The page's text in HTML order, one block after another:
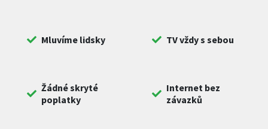
Mluvíme lidsky TV vždy s sebou
Žádné skryté
poplatky
Internet bez
závazků